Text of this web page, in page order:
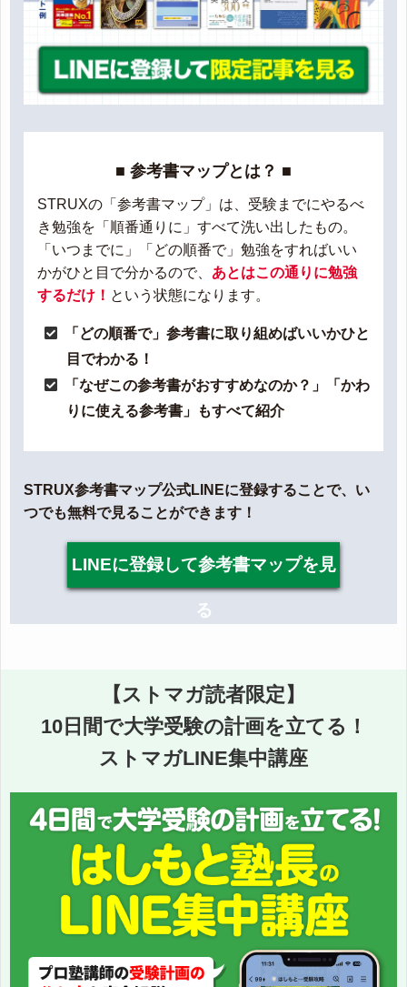
■ 参考書マップとは？ ■
STRUXの「参考書マップ」は、受験までにやるべ
き勉強を「順番通りに」すべて洗い出したもの。
「いつまでに」「どの順番で」勉強をすればいい
かがひと目で分かるので、 あとはこの通りに勉強
するだけ！ という状態になります。
「どの順番で」参考書に取り組めばいいかひと
目でわかる！
「なぜこの参考書がおすすめなのか？」「かわ
りに使える参考書」もすべて紹介
STRUX参考書マップ公式LINEに登録することで、い
つでも無料で見ることができます！
LINEに登録して参考書マップを見
る
【ストマガ読者限定】
10日間で大学受験の計画を立てる！
ストマガLINE集中講座